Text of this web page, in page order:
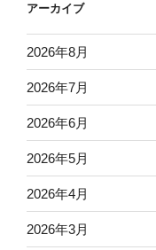
アーカイブ
2026年8月
2026年7月
2026年6月
2026年5月
2026年4月
2026年3月